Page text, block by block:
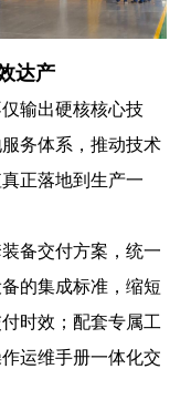
达产
输出硬核核心技
务体系，推动技术
正落地到生产一
备交付方案，统一
的集成标准，缩短
时效；配套专属工
运维手册一体化交